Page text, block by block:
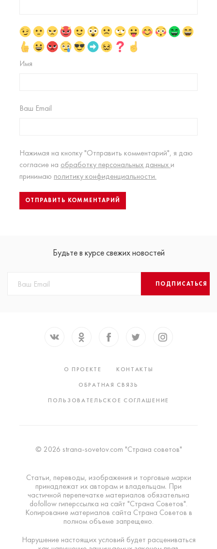
Имя
Ваш Email
Нажимая на кнопку "Отправить комментарий", я даю
согласие на обработку персональных данных и
принимаю политику конфиденциальности.
Будьте в курсе свежих новостей
ПОДПИСАТЬСЯ
О ПРОЕКТЕ
КОНТАКТЫ
ОБРАТНАЯ СВЯЗЬ
ПОЛЬЗОВАТЕЛЬСКОЕ СОГЛАШЕНИЕ
© 2026 strana-sovetov.com "Страна советов"
Статьи, переводы, изображения и торговые марки
принадлежат их авторам и владельцам. При
частичной перепечатке материалов обязательна
dofollow гиперссылка на сайт "Страна Советов".
Копирование материалов сайта Страна Советов в
полном объеме запрещено.
Нарушение настоящих условий будет расцениваться